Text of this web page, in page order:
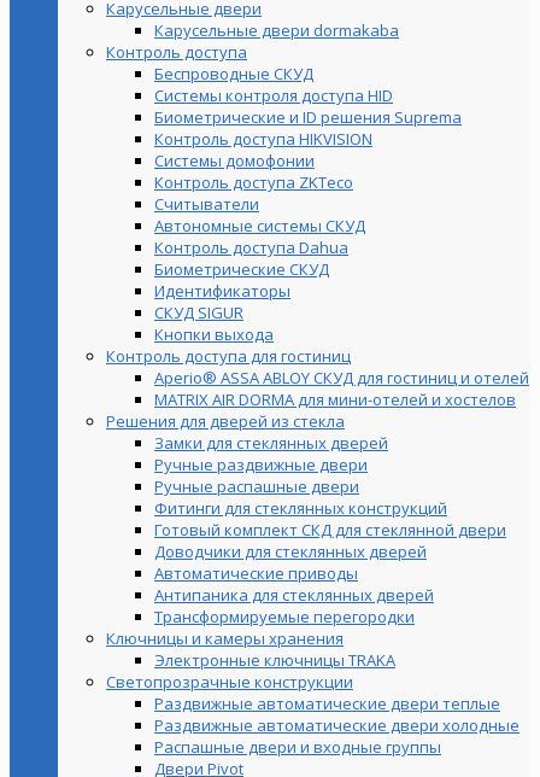
Карусельные двери
Карусельные двери dormakaba
Контроль доступа
Беспроводные СКУД
Системы контроля доступа HID
Биометрические и ID решения Suprema
Контроль доступа HIKVISION
Системы домофонии
Контроль доступа ZKTeco
Считыватели
Автономные системы СКУД
Контроль доступа Dahua
Биометрические СКУД
Идентификаторы
СКУД SIGUR
Кнопки выхода
Контроль доступа для гостиниц
Aperio® ASSA ABLOY СКУД для гостиниц и отелей
MATRIX AIR DORMA для мини-отелей и хостелов
Решения для дверей из стекла
Замки для стеклянных дверей
Ручные раздвижные двери
Ручные распашные двери
Фитинги для стеклянных конструкций
Готовый комплект СКД для стеклянной двери
Доводчики для стеклянных дверей
Автоматические приводы
Антипаника для стеклянных дверей
Трансформируемые перегородки
Ключницы и камеры хранения
Электронные ключницы TRAKA
Светопрозрачные конструкции
Раздвижные автоматические двери теплые
Раздвижные автоматические двери холодные
Распашные двери и входные группы
Двери Pivot